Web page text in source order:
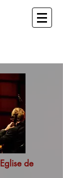
Eglise de